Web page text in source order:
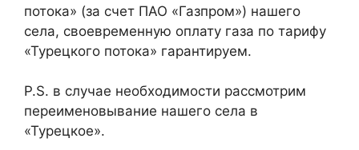
потока» (за счет ПАО «Газпром») нашего
села, своевременную оплату газа по тарифу
«Турецкого потока» гарантируем.
P.S. в случае необходимости рассмотрим
переименовывание нашего села в
«Турецкое».